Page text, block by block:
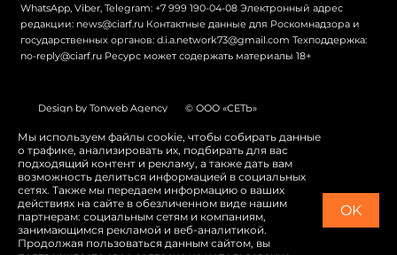
WhatsApp, Viber, Telegram: +7 999 190-04-08 Электронный адрес
редакции: news@ciarf.ru Контактные данные для Роскомнадзора и
государственных органов: d.i.a.network73@gmail.com Техподдержка:
no-reply@ciarf.ru Ресурс может содержать материалы 18+
Design by Tonweb Agency © ООО «СЕТЬ»
Политика конфиденциальности Карта сайта
Switch to English
Мы используем файлы cookie, чтобы собирать данные
о трафике, анализировать их, подбирать для вас
подходящий контент и рекламу, а также дать вам
возможность делиться информацией в социальных
сетях. Также мы передаем информацию о ваших
действиях на сайте в обезличенном виде нашим
партнерам: социальным сетям и компаниям,
занимающимся рекламой и веб-аналитикой.
Продолжая пользоваться данным сайтом, вы
OK